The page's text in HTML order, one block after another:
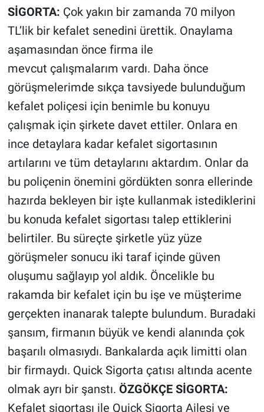
SİGORTA: Çok yakın bir zamanda 70 milyon
TL’lik bir kefalet senedini ürettik. Onaylama
aşamasından önce firma ile
mevcut çalışmalarım vardı. Daha önce
görüşmelerimde sıkça tavsiyede bulunduğum
kefalet poliçesi için benimle bu konuyu
çalışmak için şirkete davet ettiler. Onlara en
ince detaylara kadar kefalet sigortasının
artılarını ve tüm detaylarını aktardım. Onlar da
bu poliçenin önemini gördükten sonra ellerinde
hazırda bekleyen bir işte kullanmak istediklerini
bu konuda kefalet sigortası talep ettiklerini
belirtiler. Bu süreçte şirketle yüz yüze
görüşmeler sonucu iki taraf içinde güven
oluşumu sağlayıp yol aldık. Öncelikle bu
rakamda bir kefalet için bu işe ve müşterime
gerçekten inanarak talepte bulundum. Buradaki
şansım, firmanın büyük ve kendi alanında çok
başarılı olmasıydı. Bankalarda açık limitti olan
bir firmaydı. Quick Sigorta çatısı altında acente
olmak ayrı bir şanstı. ÖZGÖKÇE SİGORTA:
Kefalet sigortası ile Quick Sigorta Ailesi ve